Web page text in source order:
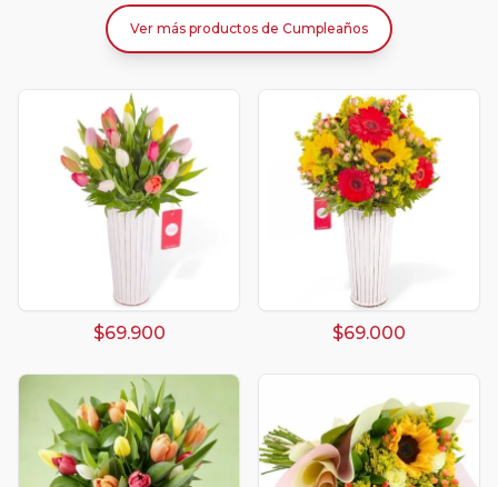
Ver más productos de Cumpleaños
$69.900 $69.000